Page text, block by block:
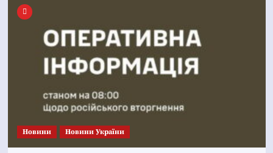
Новини Новини України